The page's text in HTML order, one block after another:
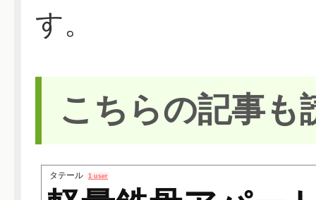
す。
こちらの記事も
タテール 1 user